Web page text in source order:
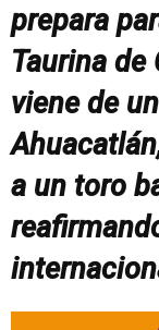
prepara
Taurina de
viene de
a un toro